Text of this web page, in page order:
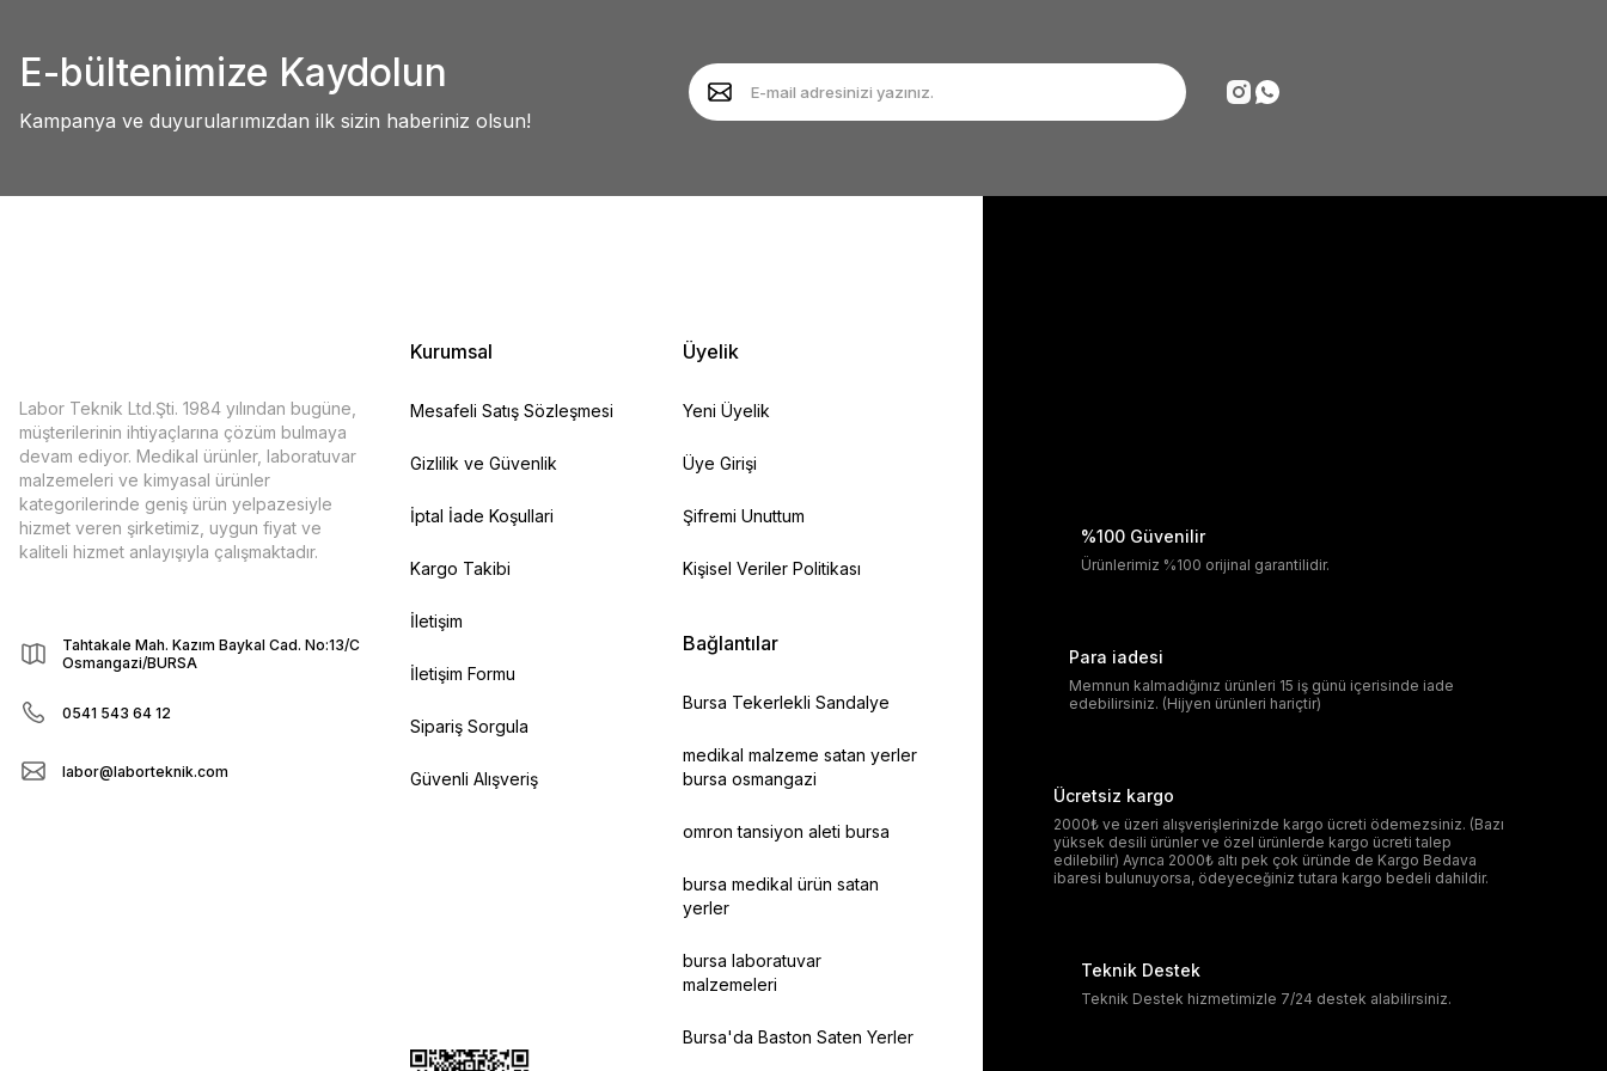
Ürün açıklamasında eksik bilgiler bulunuyor.
Ürün fiyatı diğer sitelerden daha pahalı.
Deneyimini Paylaş
E-bültenimize Kaydolun
Kampanya ve duyurularımızdan ilk sizin haberiniz olsun!
Labor Teknik Ltd.Şti. 1984 yılından bugüne,
müşterilerinin ihtiyaçlarına çözüm bulmaya
devam ediyor. Medikal ürünler, laboratuvar
malzemeleri ve kimyasal ürünler
kategorilerinde geniş ürün yelpazesiyle
hizmet veren şirketimiz, uygun fiyat ve
kaliteli hizmet anlayışıyla çalışmaktadır.
Tahtakale Mah. Kazım Baykal Cad. No:13/C
Osmangazi/BURSA
0541 543 64 12
labor@laborteknik.com
Kurumsal
Mesafeli Satış Sözleşmesi
Gizlilik ve Güvenlik
İptal İade Koşullari
Kargo Takibi
İletişim
İletişim Formu
Sipariş Sorgula
Güvenli Alışveriş
Üyelik
Yeni Üyelik
Üye Girişi
Şifremi Unuttum
Kişisel Veriler Politikası
Bağlantılar
Bursa Tekerlekli Sandalye
medikal malzeme satan yerler
bursa osmangazi
omron tansiyon aleti bursa
bursa medikal ürün satan
yerler
bursa laboratuvar
malzemeleri
Bursa'da Baston Saten Yerler
%100 Güvenilir
Ürünlerimiz %100 orijinal garantilidir.
Para iadesi
Memnun kalmadığınız ürünleri 15 iş günü içerisinde iade
edebilirsiniz. (Hijyen ürünleri hariçtir)
Ücretsiz kargo
2000₺ ve üzeri alışverişlerinizde kargo ücreti ödemezsiniz. (Bazı
yüksek desili ürünler ve özel ürünlerde kargo ücreti talep
edilebilir) Ayrıca 2000₺ altı pek çok üründe de Kargo Bedava
ibaresi bulunuyorsa, ödeyeceğiniz tutara kargo bedeli dahildir.
Teknik Destek
Teknik Destek hizmetimizle 7/24 destek alabilirsiniz.